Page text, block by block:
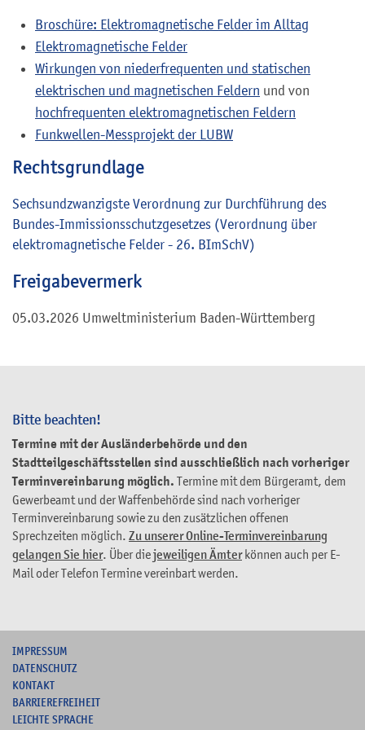
Bitte beachten!
Termine mit der Ausländerbehörde und den
Stadtteilgeschäftsstellen sind ausschließlich nach vorheriger
Terminvereinbarung möglich. Termine mit dem Bürgeramt, dem
Gewerbeamt und der Waffenbehörde sind nach vorheriger
Terminvereinbarung sowie zu den zusätzlichen offenen
Sprechzeiten möglich. Zu unserer Online-Terminvereinbarung
gelangen Sie hier. Über diejeweiligen Ämterkönnen auch per E-
Mail oder Telefon Termine vereinbart werden.
Broschüre: Elektromagnetische Felder im Alltag
Elektromagnetische Felder
Wirkungen von niederfrequenten und statischen
elektrischen und magnetischen Feldern und von
hochfrequenten elektromagnetischen Feldern
Funkwellen-Messprojekt der LUBW
Rechtsgrundlage
Sechsundzwanzigste Verordnung zur Durchführung des
Bundes-Immissionsschutzgesetzes (Verordnung über
elektromagnetische Felder - 26. BImSchV)
Freigabevermerk
05.03.2026 Umweltministerium Baden-Württemberg
IMPRESSUM
DATENSCHUTZ
KONTAKT
BARRIEREFREIHEIT
LEICHTE SPRACHE